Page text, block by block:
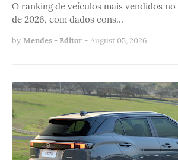
O ranking de veículos mais vendidos no
de 2026, com dados cons…
by Mendes - Editor - August 05, 2026